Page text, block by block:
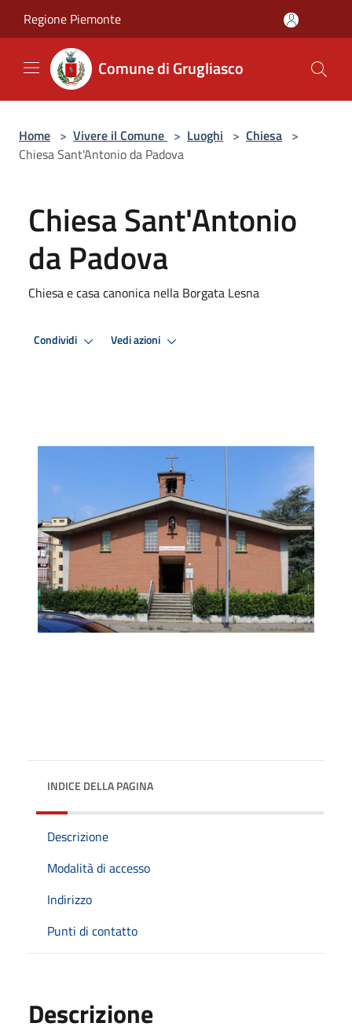
Regione Piemonte
Comune di Grugliasco
Home > Vivere il Comune > Luoghi > Chiesa >
Chiesa Sant'Antonio da Padova
Chiesa Sant'Antonio
da Padova
Chiesa e casa canonica nella Borgata Lesna
Condividi Vedi azioni
INDICE DELLA PAGINA
Descrizione
Modalità di accesso
Indirizzo
Punti di contatto
Descrizione